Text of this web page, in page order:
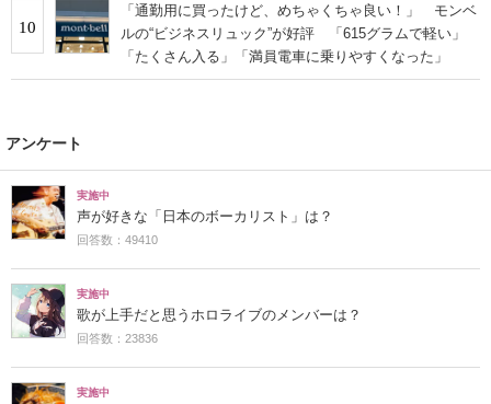
10
「通勤用に買ったけど、めちゃくちゃ良い！」 モンベ
ルの“ビジネスリュック”が好評 「615グラムで軽い」
「たくさん入る」「満員電車に乗りやすくなった」
アンケート
実施中
声が好きな「日本のボーカリスト」は？
回答数：49410
実施中
歌が上手だと思うホロライブのメンバーは？
回答数：23836
実施中